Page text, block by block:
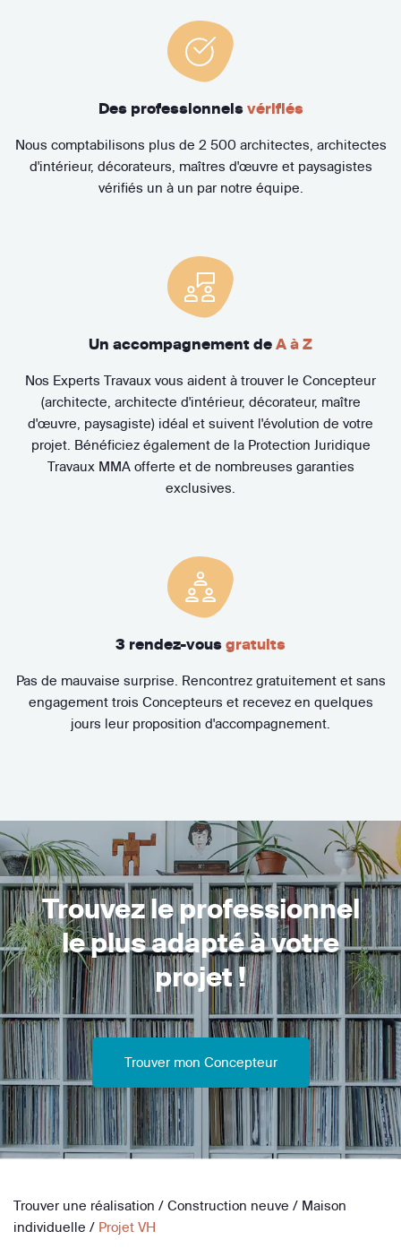
Des professionnels vérifiés
Nous comptabilisons plus de 2 500 architectes, architectes
d'intérieur, décorateurs, maîtres d'œuvre et paysagistes
vérifiés un à un par notre équipe.
Un accompagnement de A à Z
Nos Experts Travaux vous aident à trouver le Concepteur
(architecte, architecte d'intérieur, décorateur, maître
d'œuvre, paysagiste) idéal et suivent l'évolution de votre
projet. Bénéficiez également de la Protection Juridique
Travaux MMA offerte et de nombreuses garanties
exclusives.
3 rendez-vous gratuits
Pas de mauvaise surprise. Rencontrez gratuitement et sans
engagement trois Concepteurs et recevez en quelques
jours leur proposition d'accompagnement.
Trouvez le professionnel
le plus adapté à votre
projet !
Trouver mon Concepteur
Trouver une réalisation / Construction neuve / Maison
individuelle / Projet VH